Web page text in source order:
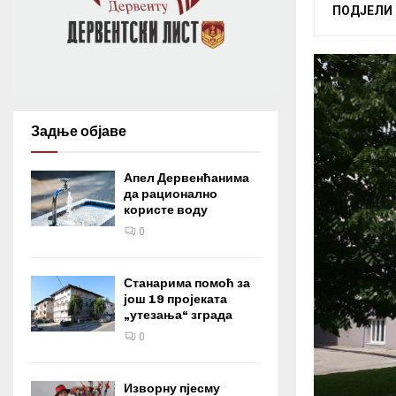
ПОДЈЕЛИ
Задње објаве
Апел Дервенћанима
да рационално
користе воду
0
Станарима помоћ за
још 19 пројеката
„утезања“ зграда
0
Изворну пјесму